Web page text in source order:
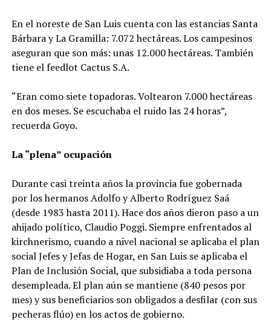
En el noreste de San Luis cuenta con las estancias Santa
Bárbara y La Gramilla: 7.072 hectáreas. Los campesinos
aseguran que son más: unas 12.000 hectáreas. También
tiene el feedlot Cactus S.A.
“Eran como siete topadoras. Voltearon 7.000 hectáreas
en dos meses. Se escuchaba el ruido las 24 horas”,
recuerda Goyo.
La “plena” ocupación
Durante casi treinta años la provincia fue gobernada
por los hermanos Adolfo y Alberto Rodríguez Saá
(desde 1983 hasta 2011). Hace dos años dieron paso a un
ahijado político, Claudio Poggi. Siempre enfrentados al
kirchnerismo, cuando a nivel nacional se aplicaba el plan
social Jefes y Jefas de Hogar, en San Luis se aplicaba el
Plan de Inclusión Social, que subsidiaba a toda persona
desempleada. El plan aún se mantiene (840 pesos por
mes) y sus beneficiarios son obligados a desfilar (con sus
pecheras flúo) en los actos de gobierno.